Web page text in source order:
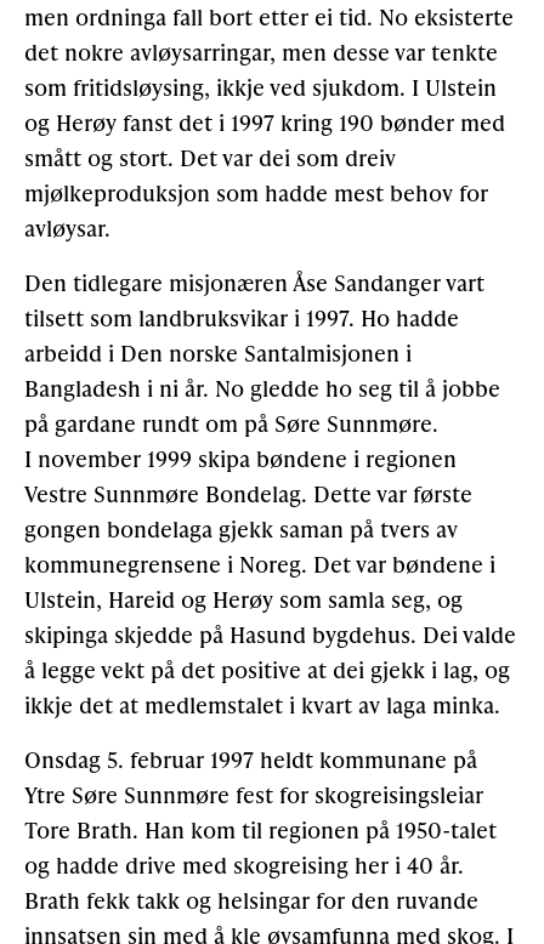
men ordninga fall bort etter ei tid. No eksisterte
det nokre avløysarringar, men desse var tenkte
som fritidsløysing, ikkje ved sjukdom. I Ulstein
og Herøy fanst det i 1997 kring 190 bønder med
smått og stort. Det var dei som dreiv
mjølkeproduksjon som hadde mest behov for
avløysar.
Den tidlegare misjonæren Åse Sandanger vart
tilsett som landbruksvikar i 1997. Ho hadde
arbeidd i Den norske Santalmisjonen i
Bangladesh i ni år. No gledde ho seg til å jobbe
på gardane rundt om på Søre Sunnmøre.
I november 1999 skipa bøndene i regionen
Vestre Sunnmøre Bondelag. Dette var første
gongen bondelaga gjekk saman på tvers av
kommunegrensene i Noreg. Det var bøndene i
Ulstein, Hareid og Herøy som samla seg, og
skipinga skjedde på Hasund bygdehus. Dei valde
å legge vekt på det positive at dei gjekk i lag, og
ikkje det at medlemstalet i kvart av laga minka.
Onsdag 5. februar 1997 heldt kommunane på
Ytre Søre Sunnmøre fest for skogreisingsleiar
Tore Brath. Han kom til regionen på 1950-talet
og hadde drive med skogreising her i 40 år.
Brath fekk takk og helsingar for den ruvande
innsatsen sin med å kle øysamfunna med skog. I